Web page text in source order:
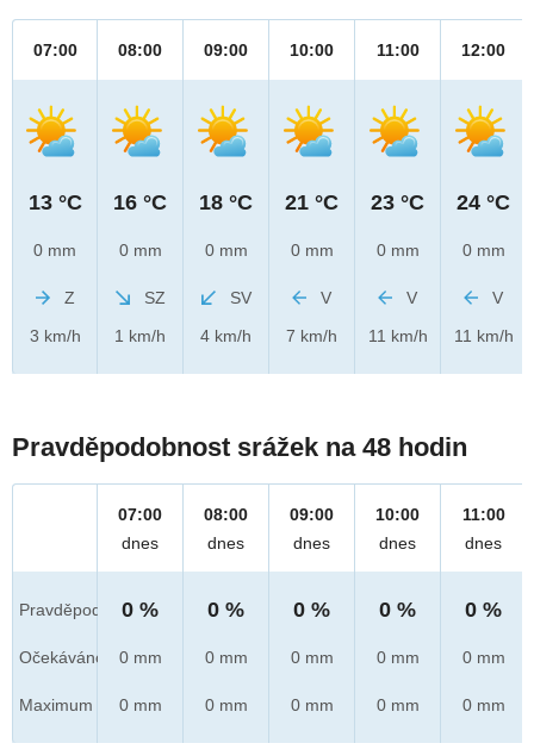
07:00
13 °C
0 mm
Z
3 km/h
08:00
16 °C
0 mm
SZ
1 km/h
09:00
18 °C
0 mm
SV
4 km/h
10:00
21 °C
0 mm
V
7 km/h
11:00
23 °C
0 mm
V
11 km/h
12:00
24 °C
0 mm
V
11 km/h
Pravděpodobnost srážek na 48 hodin
Pravděpod.
Očekáváno
Maximum
07:00
dnes
0 %
0 mm
0 mm
08:00
dnes
0 %
0 mm
0 mm
09:00
dnes
0 %
0 mm
0 mm
10:00
dnes
0 %
0 mm
0 mm
11:00
dnes
0 %
0 mm
0 mm